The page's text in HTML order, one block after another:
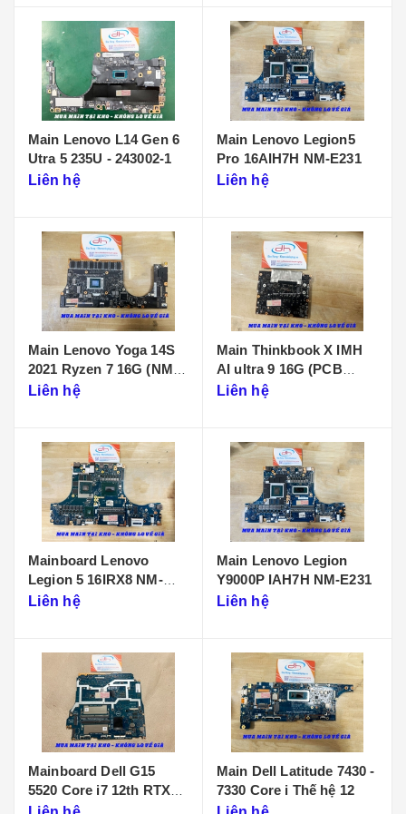
Main Lenovo L14 Gen 6
Utra 5 235U - 243002-1
Liên hệ
Main Lenovo Legion5
Pro 16AIH7H NM-E231
Liên hệ
Main Lenovo Yoga 14S
2021 Ryzen 7 16G (NM-
D431)
Liên hệ
Main Thinkbook X IMH
AI ultra 9 16G (PCB
KB340 NMF641)
Liên hệ
Mainboard Lenovo
Legion 5 16IRX8 NM-
F901
Liên hệ
Main Lenovo Legion
Y9000P IAH7H NM-E231
Liên hệ
Mainboard Dell G15
5520 Core i7 12th RTX
3050 LA-655P
Main Dell Latitude 7430 -
7330 Core i Thế hệ 12